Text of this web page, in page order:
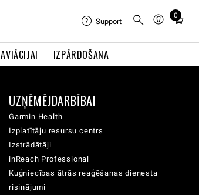
AVIĀCIJAI IZPĀRDOŠANA
Support
0
Total
cart:
UZŅĒMĒJDARBĪBAI
Garmin Health
Izplatītāju resursu centrs
Izstrādātāji
inReach Professional
Kuģniecības ātrās reaģēšanas dienesta
risinājumi